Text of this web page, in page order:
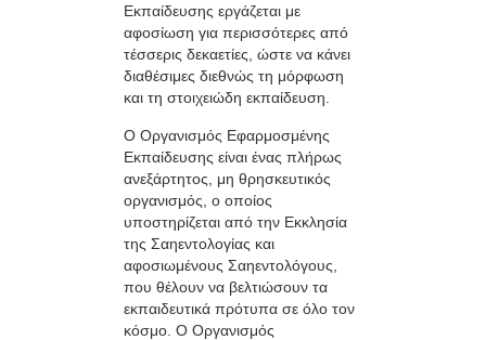
Εκπαίδευσης εργάζεται με
αφοσίωση για περισσότερες από
τέσσερις δεκαετίες, ώστε να κάνει
διαθέσιμες διεθνώς τη μόρφωση
και τη στοιχειώδη εκπαίδευση.
Ο Oργανισμός Εφαρμοσμένης
Εκπαίδευσης είναι ένας πλήρως
ανεξάρτητος, μη θρησκευτικός
οργανισμός, ο οποίος
υποστηρίζεται από την Εκκλησία
της Σαηεντολογίας και
αφοσιωμένους Σαηεντολόγους,
που θέλουν να βελτιώσουν τα
εκπαιδευτικά πρότυπα σε όλο τον
κόσμο. Ο Οργανισμός